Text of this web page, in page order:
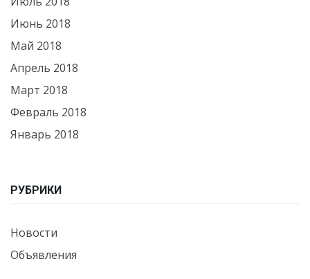
Июнь 2018
Май 2018
Апрель 2018
Март 2018
Февраль 2018
Январь 2018
РУБРИКИ
Новости
Объявления